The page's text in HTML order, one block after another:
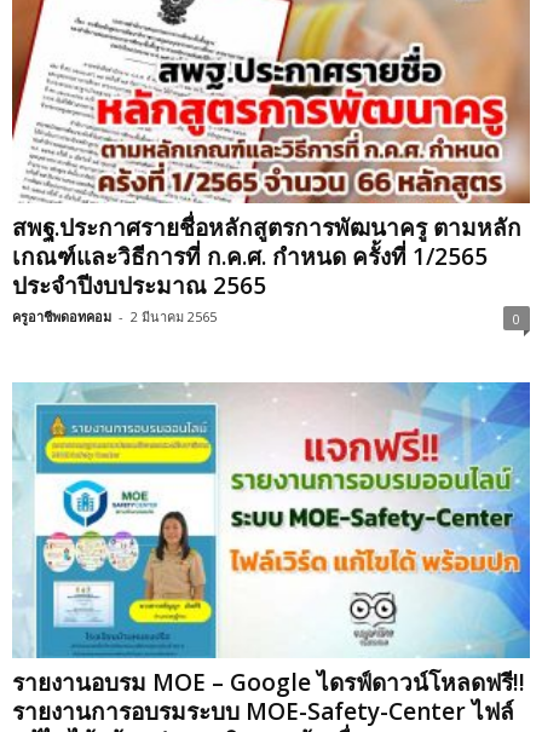
สพฐ.ประกาศรายชื่อหลักสูตรการพัฒนาครู ตามหลัก
เกณฑ์และวิธีการที่ ก.ค.ศ. กำหนด ครั้งที่ 1/2565
ประจำปีงบประมาณ 2565
ครูอาชีพดอทคอม - 2 มีนาคม 2565 0
รายงานอบรม MOE – Google ไดรฟ์ดาวน์โหลดฟรี!!
รายงานการอบรมระบบ MOE-Safety-Center ไฟล์